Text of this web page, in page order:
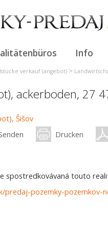
Info
verkauf (angebot) >
ackerboden, 27
Drucken
spostredkovávaná touto